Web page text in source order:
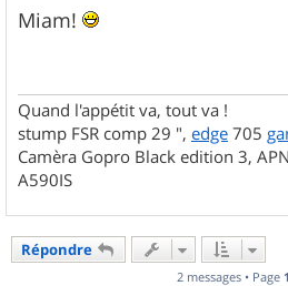
s
s
Miam!
Quand l'appétit va, tout va !
stump FSR comp 29 ", edge 705
Camèra Gopro Black edition 3,
A590IS
Répondre
2 messages • Page 1